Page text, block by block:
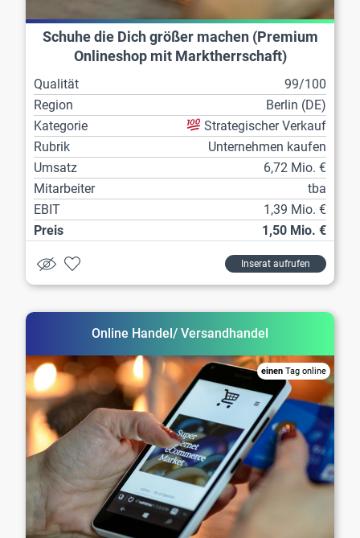
Schuhe die Dich größer machen (Premium
Onlineshop mit Marktherrschaft)
Qualität
99/100
Region
Berlin (DE)
Kategorie
Strategischer Verkauf
Rubrik
Unternehmen kaufen
Umsatz
6,72 Mio. €
Mitarbeiter
tba
EBIT
1,39 Mio. €
Preis
1,50 Mio. €
Inserat aufrufen
Online Handel/ Versandhandel
einen Tag online